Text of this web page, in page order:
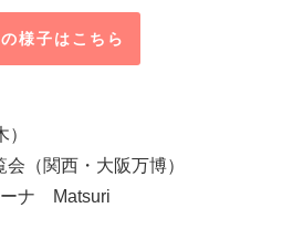
様子はこちら
（関西・大阪万博）
ナ Matsuri